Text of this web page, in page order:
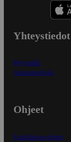
Yhteystiedot
Myymälät
Asiakaspalvelu
Ohjeet
Ensitilaajan ohjeet